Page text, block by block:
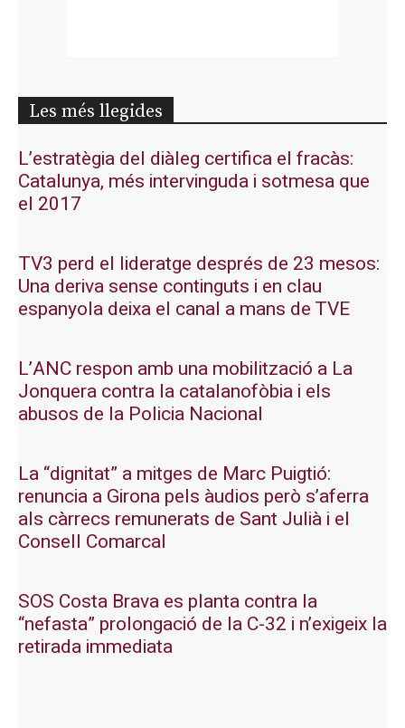
Les més llegides
L’estratègia del diàleg certifica el fracàs:
Catalunya, més intervinguda i sotmesa que
el 2017
TV3 perd el lideratge després de 23 mesos:
Una deriva sense continguts i en clau
espanyola deixa el canal a mans de TVE
L’ANC respon amb una mobilització a La
Jonquera contra la catalanofòbia i els
abusos de la Policia Nacional
La “dignitat” a mitges de Marc Puigtió:
renuncia a Girona pels àudios però s’aferra
als càrrecs remunerats de Sant Julià i el
Consell Comarcal
SOS Costa Brava es planta contra la
“nefasta” prolongació de la C-32 i n’exigeix la
retirada immediata